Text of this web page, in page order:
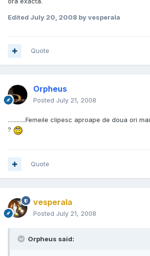
Edited July 20, 2008 by vesperala
Quote
Orpheus
Posted July 21, 2008
............Femeile clipesc aproape de doua ori
?
Quote
vesperala
Posted July 21, 2008
Orpheus said: